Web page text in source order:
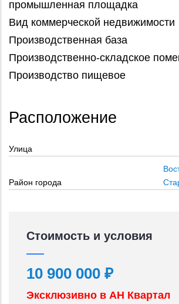
промышленная площадка
Вид коммерческой недвижимости
Производственная база
Производственно-складское
Производство пищевое
Расположение
Улица
Район города
Стоимость и условия
10 900 000 ₽
Эксклюзивно в АН Квартал